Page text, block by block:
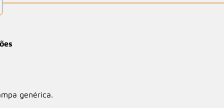
genérica.